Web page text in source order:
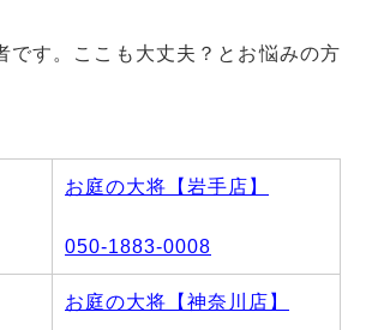
です。ここも大丈夫？とお悩みの方
お庭の大将【岩手店】
050-1883-0008
お庭の大将【神奈川店】